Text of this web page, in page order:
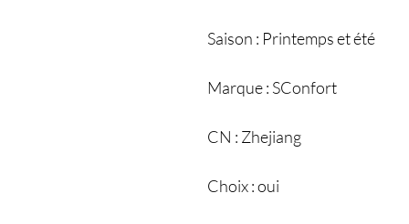
Saison : Printemps et été
Marque : SConfort
CN : Zhejiang
Choix : oui